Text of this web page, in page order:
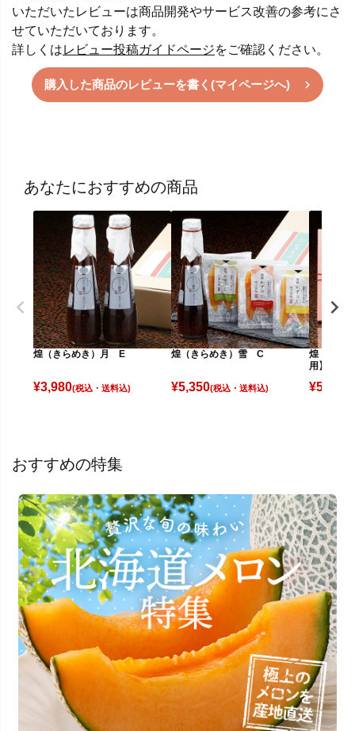
いただいたレビューは商品開発やサービス改善の参考にさ
せていただいております。
詳しくはレビュー投稿ガイドページをご確認ください。
購入した商品のレビューを書く(マイページへ)
あなたにおすすめの商品
煌（きらめき）月 E
¥3,980(税込)
煌（きらめき）雪 C
¥5,350(税込)
煌（きら
用】
¥5,250
おすすめの特集